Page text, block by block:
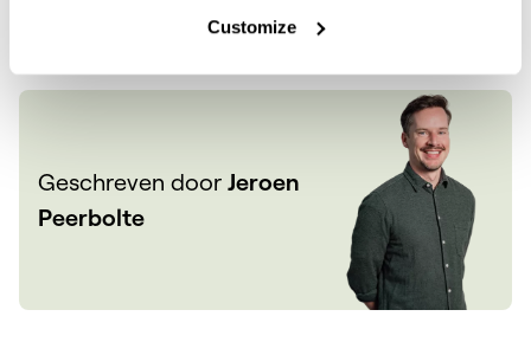
Customize
Geschreven door Jeroen
Peerbolte